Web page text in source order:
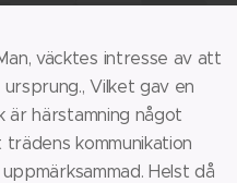
väcktes intresse av att
Vilket gav en
är härstamning något
kommunikation
Helst då